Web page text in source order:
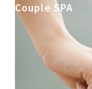
Couple SPA